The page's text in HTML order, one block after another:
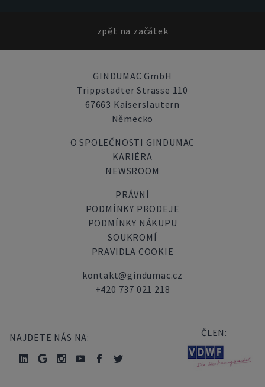
zpět na začátek
GINDUMAC GmbH
Trippstadter Strasse 110
67663 Kaiserslautern
Německo
O SPOLEČNOSTI GINDUMAC
KARIÉRA
NEWSROOM
PRÁVNÍ
PODMÍNKY PRODEJE
PODMÍNKY NÁKUPU
SOUKROMÍ
PRAVIDLA COOKIE
kontakt@gindumac.cz
+420 737 021 218
NAJDETE NÁS NA: ČLEN: